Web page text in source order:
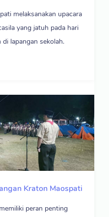
melaksanakan upacara
yang jatuh pada hari
lapangan sekolah.
Kraton Maospati
peran penting